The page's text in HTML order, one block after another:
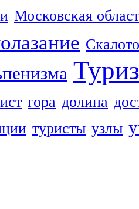
Московская
гора долина
туристы узлы